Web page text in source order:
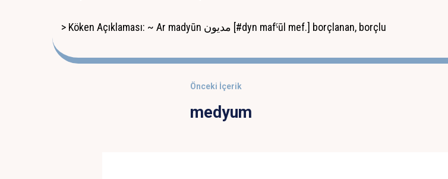
> Köken Açıklaması: ~ Ar madyūn مديون [#dyn mafˁūl mef.] borçlanan, borçlu
Önceki İçerik
medyum